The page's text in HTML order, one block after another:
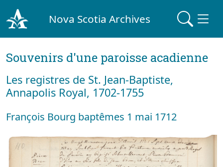
Nova Scotia Archives
Souvenirs d'une paroisse acadienne
Les registres de St. Jean-Baptiste,
Annapolis Royal, 1702-1755
François Bourg baptêmes 1 mai 1712